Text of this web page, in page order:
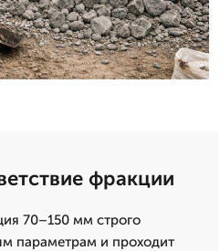
фракции
70–150 мм строго
параметрам и проходит